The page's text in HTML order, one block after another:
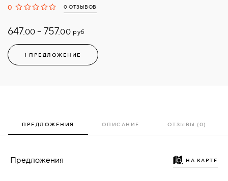
0 0 ОТЗЫВОВ
647.00 - 757.00руб
1 ПРЕДЛОЖЕНИЕ
ПРЕДЛОЖЕНИЯ ОПИСАНИЕ ОТЗЫВЫ (0)
Предложения НА КАРТЕ